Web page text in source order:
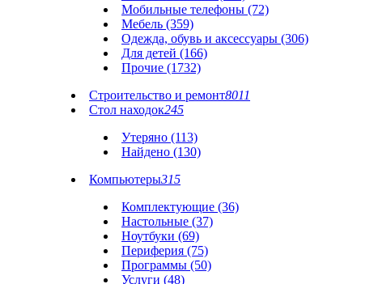
Мобильные телефоны (72)
Мебель (359)
Одежда, обувь и аксессуары (306)
Для детей (166)
Прочие (1732)
Строительство и ремонт8011
Стол находок245
Утеряно (113)
Найдено (130)
Компьютеры315
Комплектующие (36)
Настольные (37)
Ноутбуки (69)
Периферия (75)
Программы (50)
Услуги (48)